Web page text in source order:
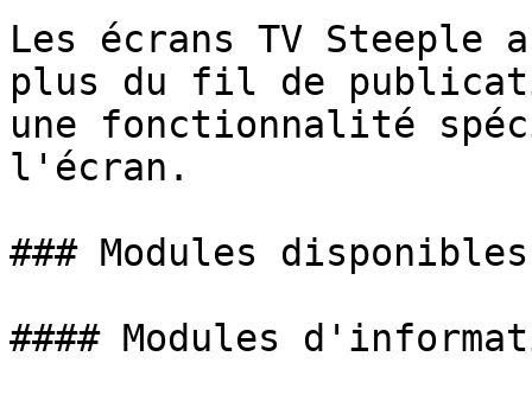
Les écrans TV Steeple
plus du fil de
une fonctionnalité
l'écran.
### Modules disponibles
#### Modules